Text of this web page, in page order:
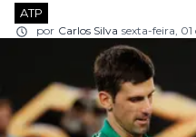
ATP
por Carlos Silva sexta-feira,